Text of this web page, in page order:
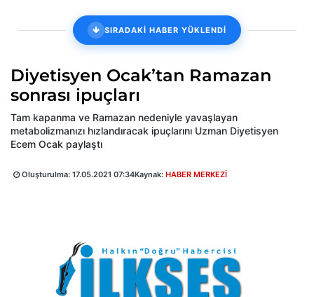
SIRADAKİ HABER YÜKLENDİ
Diyetisyen Ocak’tan Ramazan
sonrası ipuçları
Tam kapanma ve Ramazan nedeniyle yavaşlayan
metabolizmanızı hızlandıracak ipuçlarını Uzman Diyetisyen
Ecem Ocak paylaştı
Oluşturulma: 17.05.2021 07:34Kaynak: HABER MERKEZİ